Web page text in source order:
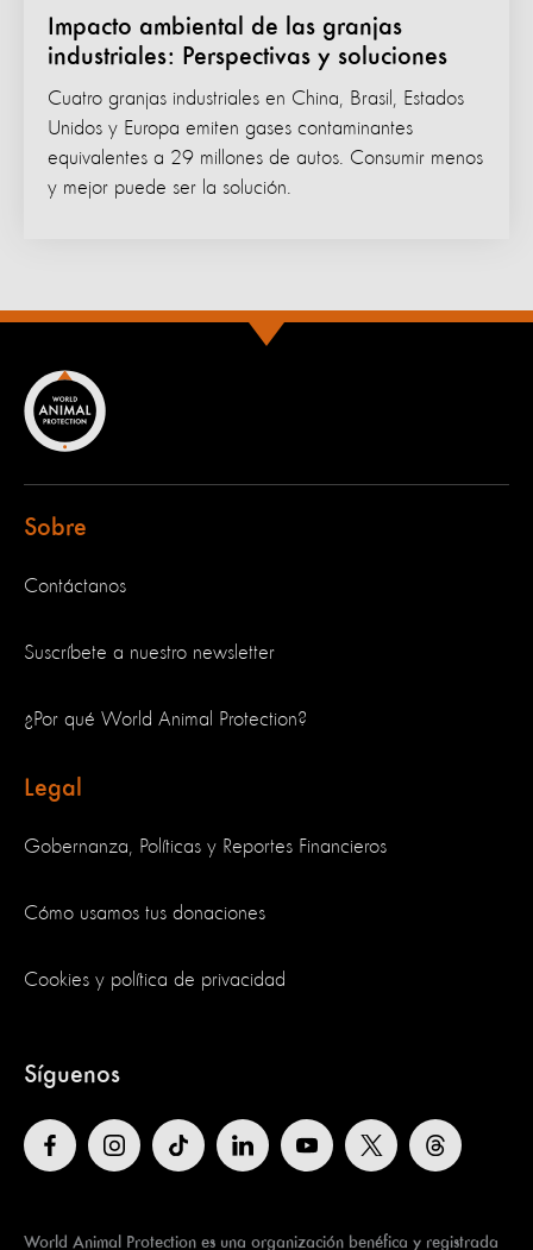
Impacto ambiental de las granjas
industriales: Perspectivas y soluciones
Cuatro granjas industriales en China, Brasil, Estados
Unidos y Europa emiten gases contaminantes
equivalentes a 29 millones de autos. Consumir menos
y mejor puede ser la solución.
Sobre
Contáctanos
Suscríbete a nuestro newsletter
¿Por qué World Animal Protection?
Legal
Gobernanza, Políticas y Reportes Financieros
Cómo usamos tus donaciones
Cookies y política de privacidad
Síguenos
World Animal Protection es una organización benéfica y registrada